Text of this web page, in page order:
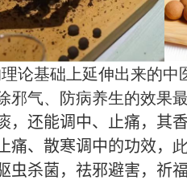
论基础上延伸出来的中
邪气、 防病养生的效果
还能调中、止痛，其
、散寒调中的功效，
虫杀菌，祛邪避害，祈福